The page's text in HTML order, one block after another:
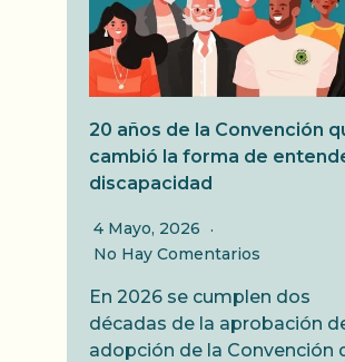
20 años de la Convención
cambió la forma de
discapacidad
4 Mayo, 2026
No Hay Comentarios
En 2026 se cumplen dos
décadas de la aprobación
adopción de la Convención